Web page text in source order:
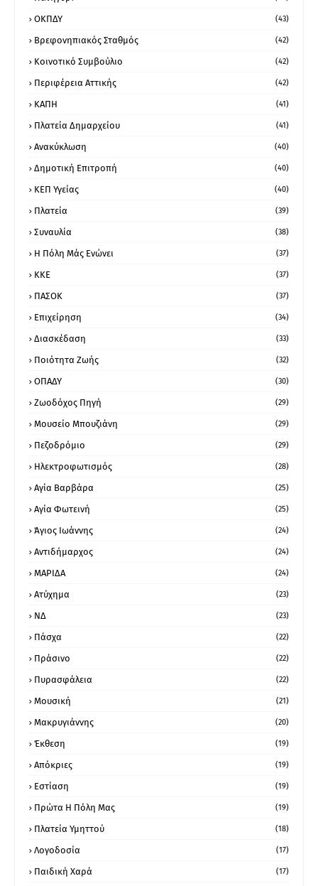
ΟΚΠΔΥ (43)
Βρεφονηπιακός Σταθμός (42)
Κοινοτικό Συμβούλιο (42)
Περιφέρεια Αττικής (42)
ΚΑΠΗ (41)
Πλατεία Δημαρχείου (41)
Ανακύκλωση (40)
Δημοτική Επιτροπή (40)
ΚΕΠ Υγείας (40)
Πλατεία (39)
Συναυλία (38)
Η Πόλη Μάς Ενώνει (37)
ΚΚΕ (37)
ΠΑΣΟΚ (37)
Επιχείρηση (34)
Διασκέδαση (33)
Ποιότητα Ζωής (32)
ΟΠΑΔΥ (30)
Ζωοδόχος Πηγή (29)
Μουσείο Μπουζιάνη (29)
Πεζοδρόμιο (29)
Ηλεκτροφωτισμός (28)
Αγία Βαρβάρα (25)
Αγία Φωτεινή (25)
Άγιος Ιωάννης (24)
Αντιδήμαρχος (24)
ΜΑΡΙΔΑ (24)
Ατύχημα (23)
ΝΔ (23)
Πάσχα (22)
Πράσινο (22)
Πυρασφάλεια (22)
Μουσική (21)
Μακρυγιάννης (20)
Έκθεση (19)
Απόκριες (19)
Εστίαση (19)
Πρώτα Η Πόλη Μας (19)
Πλατεία Υμηττού (18)
Λογοδοσία (17)
Παιδική Χαρά (17)